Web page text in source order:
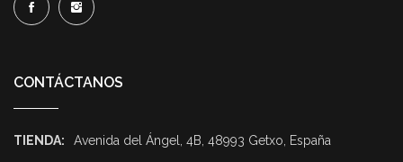
CONTÁCTANOS
TIENDA: Avenida del Ángel, 4B, 48993 Getxo, España